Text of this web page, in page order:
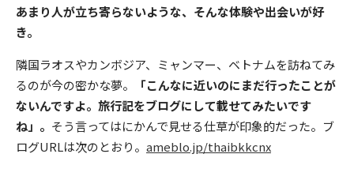
あまり人が立ち寄らないような、そんな体験や出会いが好
き。
隣国ラオスやカンボジア、ミャンマー、ベトナムを訪ねてみ
るのが今の密かな夢。
「こんなに近いのにまだ行ったことが
ないんですよ。旅行記をブログにして載せてみたいです
ね」。 そう言ってはにかんで見せる仕草が印象的だった。ブ
ログURLは次のとおり。 ameblo.jp/thaibkkcnx